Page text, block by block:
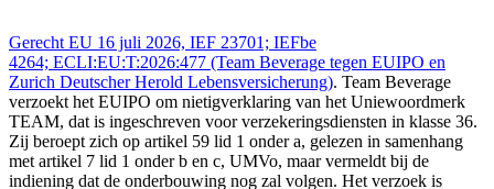
Gerecht EU 16 juli 2026, IEF 23701; IEFbe
4264; ECLI:EU:T:2026:477 (Team Beverage tegen EUIPO en
Zurich Deutscher Herold Lebensversicherung). Team Beverage
verzoekt het EUIPO om nietigverklaring van het Uniewoordmerk
TEAM, dat is ingeschreven voor verzekeringsdiensten in klasse 36.
Zij beroept zich op artikel 59 lid 1 onder a, gelezen in samenhang
met artikel 7 lid 1 onder b en c, UMVo, maar vermeldt bij de
indiening dat de onderbouwing nog zal volgen. Het verzoek is